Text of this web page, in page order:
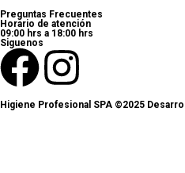
Preguntas Frecuentes
Horario de atención
09:00 hrs a 18:00 hrs
Siguenos
Higiene Profesional SPA ©2025